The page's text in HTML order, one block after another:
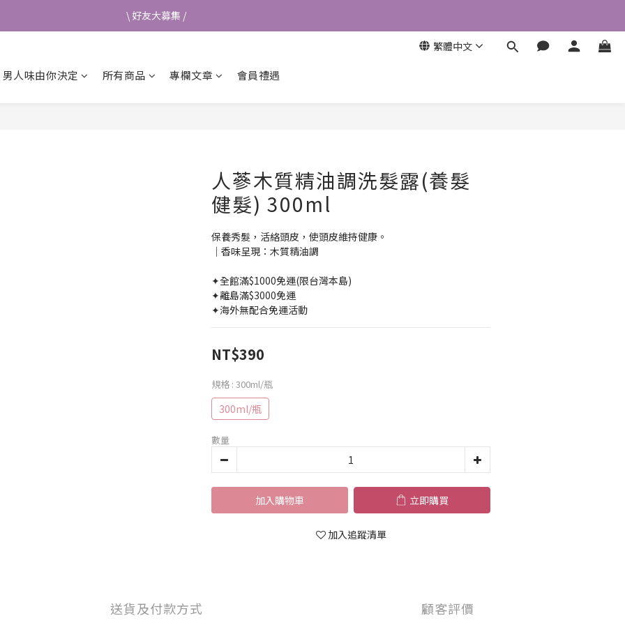
\ 好友大募集 /
首次加入會員送$50元購物金💰
\ 好友大募集 /
繁體中文
人味由你決定 所有商品 專欄文章 會員禮遇
人蔘木質精油調洗髮露(養髮
健髮) 300ml
保養秀髮，活絡頭皮，使頭皮維持健康。
｜香味呈現：木質精油調
✦全館滿$1000免運(限台灣本島)
✦離島滿$3000免運
✦海外無配合免運活動
NT$390
規格 : 300ml/瓶
300ml/瓶
數量
加入購物車 立即購買
加入追蹤清單
送貨及付款方式 顧客評價